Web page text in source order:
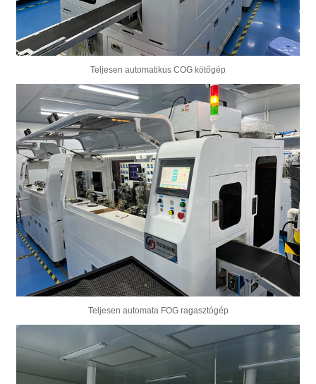
Teljesen automatikus COG kötőgép
Teljesen automata FOG ragasztógép